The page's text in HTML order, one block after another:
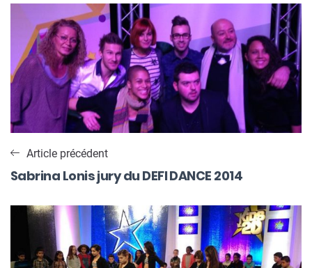
Navigation
de
l’article
Article précédent
Sabrina Lonis jury du DEFI DANCE 2014